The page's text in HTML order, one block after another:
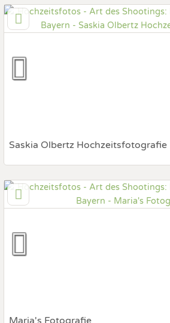
Art des Shootings:
Hochzeits
After Wedding Shooting
Fotobox mit Zubehör
Saskia Olbertz Hochzeitsfotografie
82131 Gauting, Bayern,
Art des Shootings:
Prewedding
Fotobox mit Zubehör
Maria's Fotografie